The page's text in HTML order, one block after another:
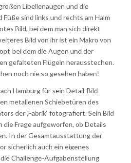
Libellenaugen und die
Füße sind links und rechts am Halm
Bild, bei dem man sich direkt
Bild von ihr ist ein Makro von
bei dem die Augen und der
gefalteten Flügeln herausstechen.
noch nie so gesehen haben!
Hamburg für sein Detail-Bild
metallenen Schiebetüren des
der ‚Fabrik‘ fotografiert. Sein Bild
die Frage aufgeworfen, ob Details
In der Gesamtausstattung der
sicherlich auch ein eigenes
Challenge-Aufgabenstellung